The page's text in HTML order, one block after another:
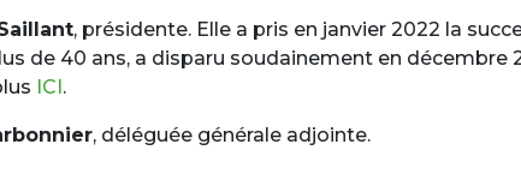
, présidente. Elle a pris en janvier 2022 la
de 40 ans, a disparu soudainement en
ICI .
, déléguée générale adjointe.